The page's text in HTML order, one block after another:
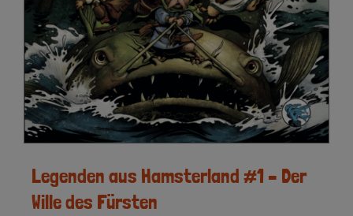
Legenden aus Hamsterland #1 – Der
Wille des Fürsten